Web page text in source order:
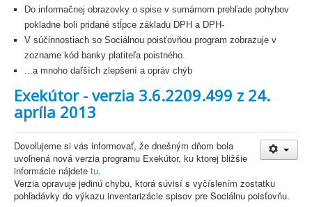
Do informačnej obrazovky o spise v sumárnom prehľade pohybov
pokladne boli pridané stĺpce základu DPH a DPH-
V súčinnostiach so Sociálnou poisťovňou program zobrazuje v
zozname kód banky platiteľa poistného.
...a mnoho daľších zlepšení a opráv chýb
Exekútor - verzia 3.6.2209.499 z 24.
apríla 2013
Dovoľujeme si vás informovať, že dnešným dňom bola
uvoľnená nová verzia programu Exekútor, ku ktorej bližšie
informácie nájdete tu.
Verzia opravuje jedinú chybu, ktorá súvisí s vyčíslením zostatku
pohľadávky do výkazu inventarizácie spisov pre Sociálnu poisťovňu.